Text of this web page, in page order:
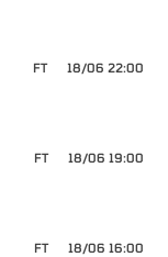
18/06 22:00
FT
18/06 19:00
FT
18/06 16:00
FT